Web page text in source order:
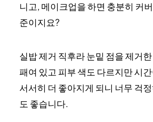
니고, 메이크업을 하면 충분히 커
준이지요?
실밥 제거 직후라 눈밑 점을 제거
패여 있고 피부 색도 다르지만 시
서서히 더 좋아지게 되니 너무 걱
도 좋습니다.